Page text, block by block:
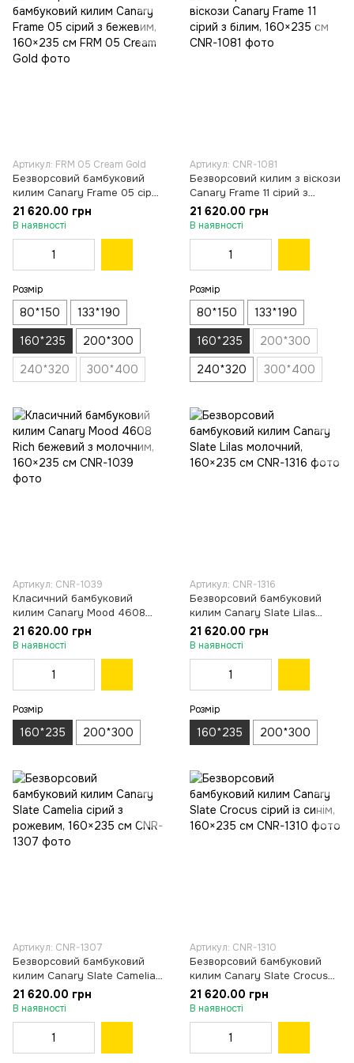
Артикул: FRM 05 Cream Gold
Безворсовий бамбуковий
килим Canary Frame 05 сірий
з бежевим, 160×235 см
21 620.00 грн
В наявності
Розмір
80*150
133*190
160*235
200*300
240*320
300*400
Артикул: CNR-1081
Безворсовий килим з віскози
Canary Frame 11 сірий з
білим, 160×235 см
21 620.00 грн
В наявності
Розмір
80*150
133*190
160*235
200*300
240*320
300*400
Артикул: CNR-1039
Класичний бамбуковий
килим Canary Mood 4608
Rich бежевий з молочним,
160×235 см
21 620.00 грн
В наявності
Розмір
160*235 200*300
Артикул: CNR-1316
Безворсовий бамбуковий
килим Canary Slate Lilas
молочний, 160×235 см
21 620.00 грн
В наявності
Розмір
160*235 200*300
Артикул: CNR-1307
Безворсовий бамбуковий
килим Canary Slate Camelia
сірий з рожевим, 160×235 см
21 620.00 грн
В наявності
Артикул: CNR-1310
Безворсовий бамбуковий
килим Canary Slate Crocus
сірий із синім, 160×235 см
21 620.00 грн
В наявності